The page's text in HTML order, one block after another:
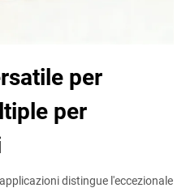
per
per
distingue l'eccezionale